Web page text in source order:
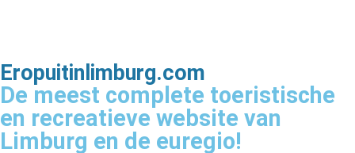
Eropuitinlimburg.com
De meest complete toeristische
en recreatieve website van
Limburg en de euregio!